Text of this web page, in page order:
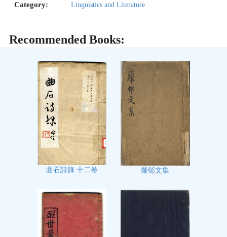
Category: Linguistics and Literature
Recommended Books:
曲石詩錄 十二卷 蘿邨文集